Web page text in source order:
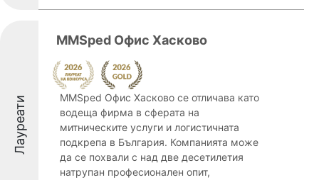
Лауреати
MMSped Офис Хасково
MMSped Офис Хасково се отличава като
водеща фирма в сферата на
митническите услуги и логистичната
подкрепа в България. Компанията може
да се похвали с над две десетилетия
натрупан професионален опит,